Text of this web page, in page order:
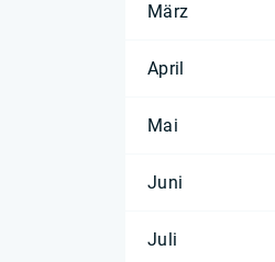
März
April
Mai
Juni
Juli